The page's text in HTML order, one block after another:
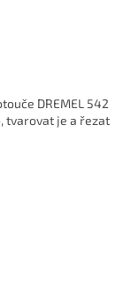
DREMEL 542
tvarovat je a řezat